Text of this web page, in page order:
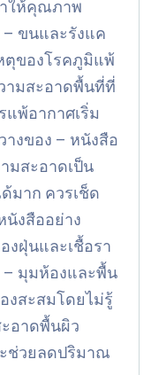
ให้คุณภาพ
– ขนและรังแค
ตุของโรคภูมิแพ้
ามสะอาดพื้นที่ที่
แพ้อากาศเริ่ม
างของ – หนังสือ
มสะอาดเป็น
มาก ควรเช็ด
งสืออย่าง
งฝุ่นและเชื้อรา
– มุมห้องและพื้น
งสะสมโดยไม่รู้
อาดพื้นผิว
ช่วยลดปริมาณ